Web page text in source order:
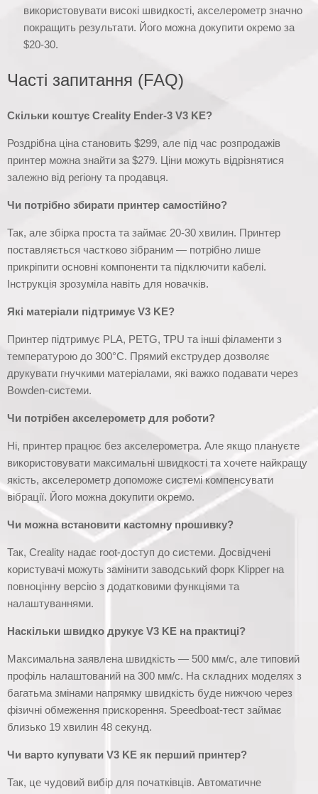
використовувати високі швидкості, акселерометр значно
покращить результати. Його можна докупити окремо за
$20-30.
Часті запитання (FAQ)
Скільки коштує Creality Ender-3 V3 KE?
Роздрібна ціна становить $299, але під час розпродажів
принтер можна знайти за $279. Ціни можуть відрізнятися
залежно від регіону та продавця.
Чи потрібно збирати принтер самостійно?
Так, але збірка проста та займає 20-30 хвилин. Принтер
поставляється частково зібраним — потрібно лише
прикріпити основні компоненти та підключити кабелі.
Інструкція зрозуміла навіть для новачків.
Які матеріали підтримує V3 KE?
Принтер підтримує PLA, PETG, TPU та інші філаменти з
температурою до 300°C. Прямий екструдер дозволяє
друкувати гнучкими матеріалами, які важко подавати через
Bowden-системи.
Чи потрібен акселерометр для роботи?
Ні, принтер працює без акселерометра. Але якщо плануєте
використовувати максимальні швидкості та хочете найкращу
якість, акселерометр допоможе системі компенсувати
вібрації. Його можна докупити окремо.
Чи можна встановити кастомну прошивку?
Так, Creality надає root-доступ до системи. Досвідчені
користувачі можуть замінити заводський форк Klipper на
повноцінну версію з додатковими функціями та
налаштуваннями.
Наскільки швидко друкує V3 KE на практиці?
Максимальна заявлена швидкість — 500 мм/с, але типовий
профіль налаштований на 300 мм/с. На складних моделях з
багатьма змінами напрямку швидкість буде нижчою через
фізичні обмеження прискорення. Speedboat-тест займає
близько 19 хвилин 48 секунд.
Чи варто купувати V3 KE як перший принтер?
Так, це чудовий вибір для початківців. Автоматичне